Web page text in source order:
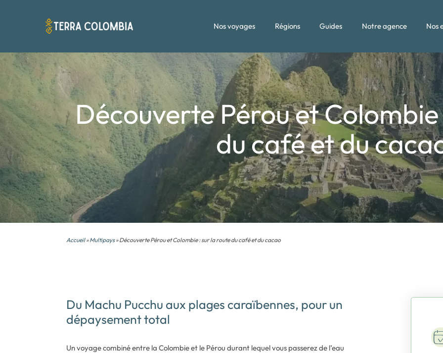
Nos voyages Régions Guides Notre agence Nos
Découverte Pérou et
du café et du
Accueil»Multipays» Découverte Pérou et Colombie : sur la route du café et du cacao
Du Machu Pucchu aux plages caraïbennes, pour un
dépaysement total
Un voyage combiné entre la Colombie et le Pérou durant lequel vous passerez de l’eau